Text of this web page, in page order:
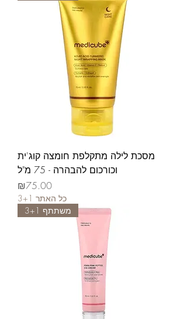
מסכת לילה מתקלפת חומצה קוג'ית
וכורכום להבהרה - 75 מ"ל
가격
₪75.00
3+1 כל האתר
משתתף 3+1